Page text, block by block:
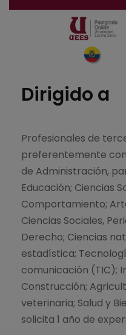
Dirigido a
Profesionales de
preferentemente
de Administración,
Educación; Ciencias
Comportamiento;
Ciencias Sociales,
Derecho; Ciencias
estadística;
comunicación (TIC);
Construcción;
veterinaria; Salud y
solicita 1 año de